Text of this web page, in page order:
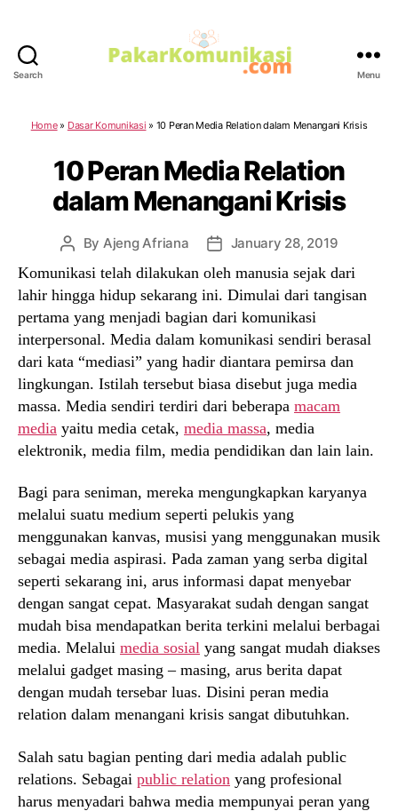
Search Menu
Home» Dasar Komunikasi » 10 Peran Media Relation dalam Menangani Krisis
10 Peran Media Relation
dalam Menangani Krisis
Post
author
By Ajeng Afriana
Post
date
January 28, 2019
Komunikasi telah dilakukan oleh manusia sejak dari
lahir hingga hidup sekarang ini. Dimulai dari tangisan
pertama yang menjadi bagian dari komunikasi
interpersonal. Media dalam komunikasi sendiri berasal
dari kata “mediasi” yang hadir diantara pemirsa dan
lingkungan. Istilah tersebut biasa disebut juga media
massa. Media sendiri terdiri dari beberapa macam
media yaitu media cetak, media massa, media
elektronik, media film, media pendidikan dan lain lain.
Bagi para seniman, mereka mengungkapkan karyanya
melalui suatu medium seperti pelukis yang
menggunakan kanvas, musisi yang menggunakan musik
sebagai media aspirasi. Pada zaman yang serba digital
seperti sekarang ini, arus informasi dapat menyebar
dengan sangat cepat. Masyarakat sudah dengan sangat
mudah bisa mendapatkan berita terkini melalui berbagai
media. Melalui media sosial yang sangat mudah diakses
melalui gadget masing – masing, arus berita dapat
dengan mudah tersebar luas. Disini peran media
relation dalam menangani krisis sangat dibutuhkan.
Salah satu bagian penting dari media adalah public
relations. Sebagai public relation yang profesional
harus menyadari bahwa media mempunyai peran yang